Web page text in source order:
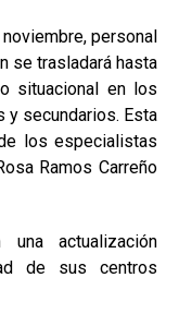
personal
se trasladará hasta
situacional en los
y secundarios. Esta
los especialistas
Ramos Carreño
actualización
de sus centros